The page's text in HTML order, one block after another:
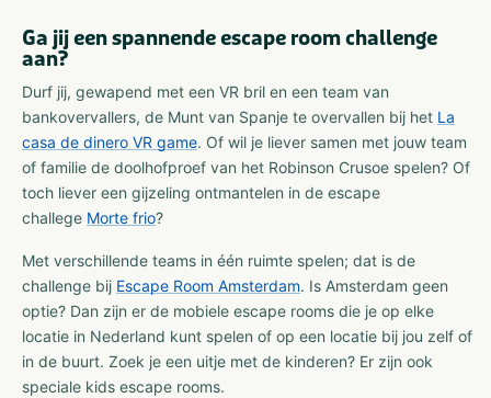
Ga jij een spannende escape room challenge
aan?
Durf jij, gewapend met een VR bril en een team van
bankovervallers, de Munt van Spanje te overvallen bij het La
casa de dinero VR game. Of wil je liever samen met jouw team
of familie de doolhofproef van het Robinson Crusoe spelen? Of
toch liever een gijzeling ontmantelen in de escape
challege Morte frio?
Met verschillende teams in één ruimte spelen; dat is de
challenge bij Escape Room Amsterdam. Is Amsterdam geen
optie? Dan zijn er de mobiele escape rooms die je op elke
locatie in Nederland kunt spelen of op een locatie bij jou zelf of
in de buurt. Zoek je een uitje met de kinderen? Er zijn ook
speciale kids escape rooms.